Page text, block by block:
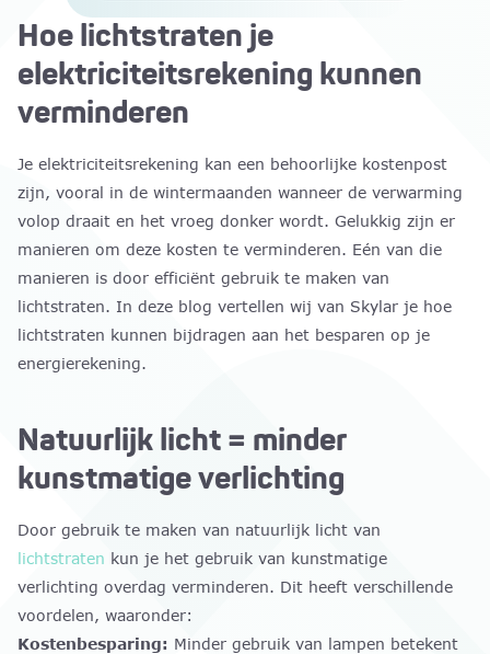
Hoe lichtstraten je
elektriciteitsrekening kunnen
verminderen
Je elektriciteitsrekening kan een behoorlijke kostenpost
zijn, vooral in de wintermaanden wanneer de verwarming
volop draait en het vroeg donker wordt. Gelukkig zijn er
manieren om deze kosten te verminderen. Eén van die
manieren is door efficiënt gebruik te maken van
lichtstraten. In deze blog vertellen wij van Skylar je hoe
lichtstraten kunnen bijdragen aan het besparen op je
energierekening.
Natuurlijk licht = minder
kunstmatige verlichting
Door gebruik te maken van natuurlijk licht van
lichtstraten kun je het gebruik van kunstmatige
verlichting overdag verminderen. Dit heeft verschillende
voordelen, waaronder:
Kostenbesparing: Minder gebruik van lampen betekent